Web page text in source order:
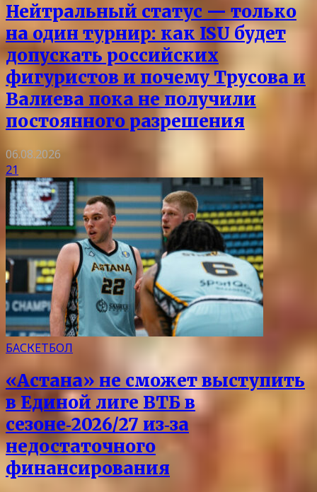
Нейтральный статус — только
на один турнир: как ISU будет
допускать российских
фигуристов и почему Трусова и
Валиева пока не получили
постоянного разрешения
06.08.2026
21
БАСКЕТБОЛ
«Астана» не сможет выступить
в Единой лиге ВТБ в
сезоне‑2026/27 из‑за
недостаточного
финансирования